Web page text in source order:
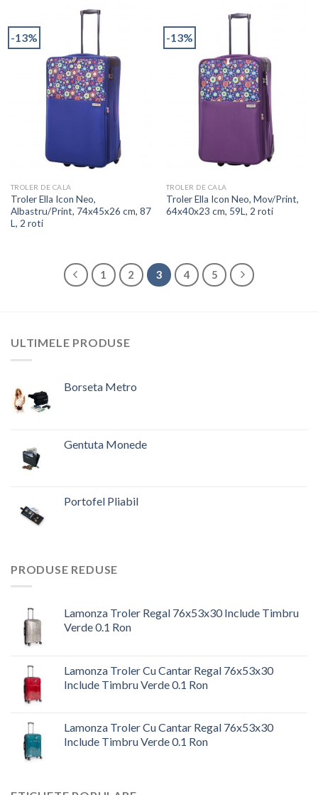
-13%
TROLER DE CALA
Troler Ella Icon Neo,
Albastru/Print, 74x45x26 cm, 87
L, 2 roti
-13%
TROLER DE CALA
Troler Ella Icon Neo, Mov/Print,
64x40x23 cm, 59L, 2 roti
1 2 3 4 5
ULTIMELE PRODUSE
Borseta Metro
fost:
61,00 lei.
Gentuta Monede
fost:
28,00 lei.
Portofel Pliabil
fost:
36,30 lei.
30,00 lei.
PRODUSE REDUSE
Lamonza Troler Regal 76x53x30 Include Timbru
Verde 0.1 Ron
a
fost:
este:
644,00 lei.
Lamonza Troler Cu Cantar Regal 76x53x30
Include Timbru Verde 0.1 Ron
a
fost:
este:
644,00 lei.
Lamonza Troler Cu Cantar Regal 76x53x30
Include Timbru Verde 0.1 Ron
a
este: